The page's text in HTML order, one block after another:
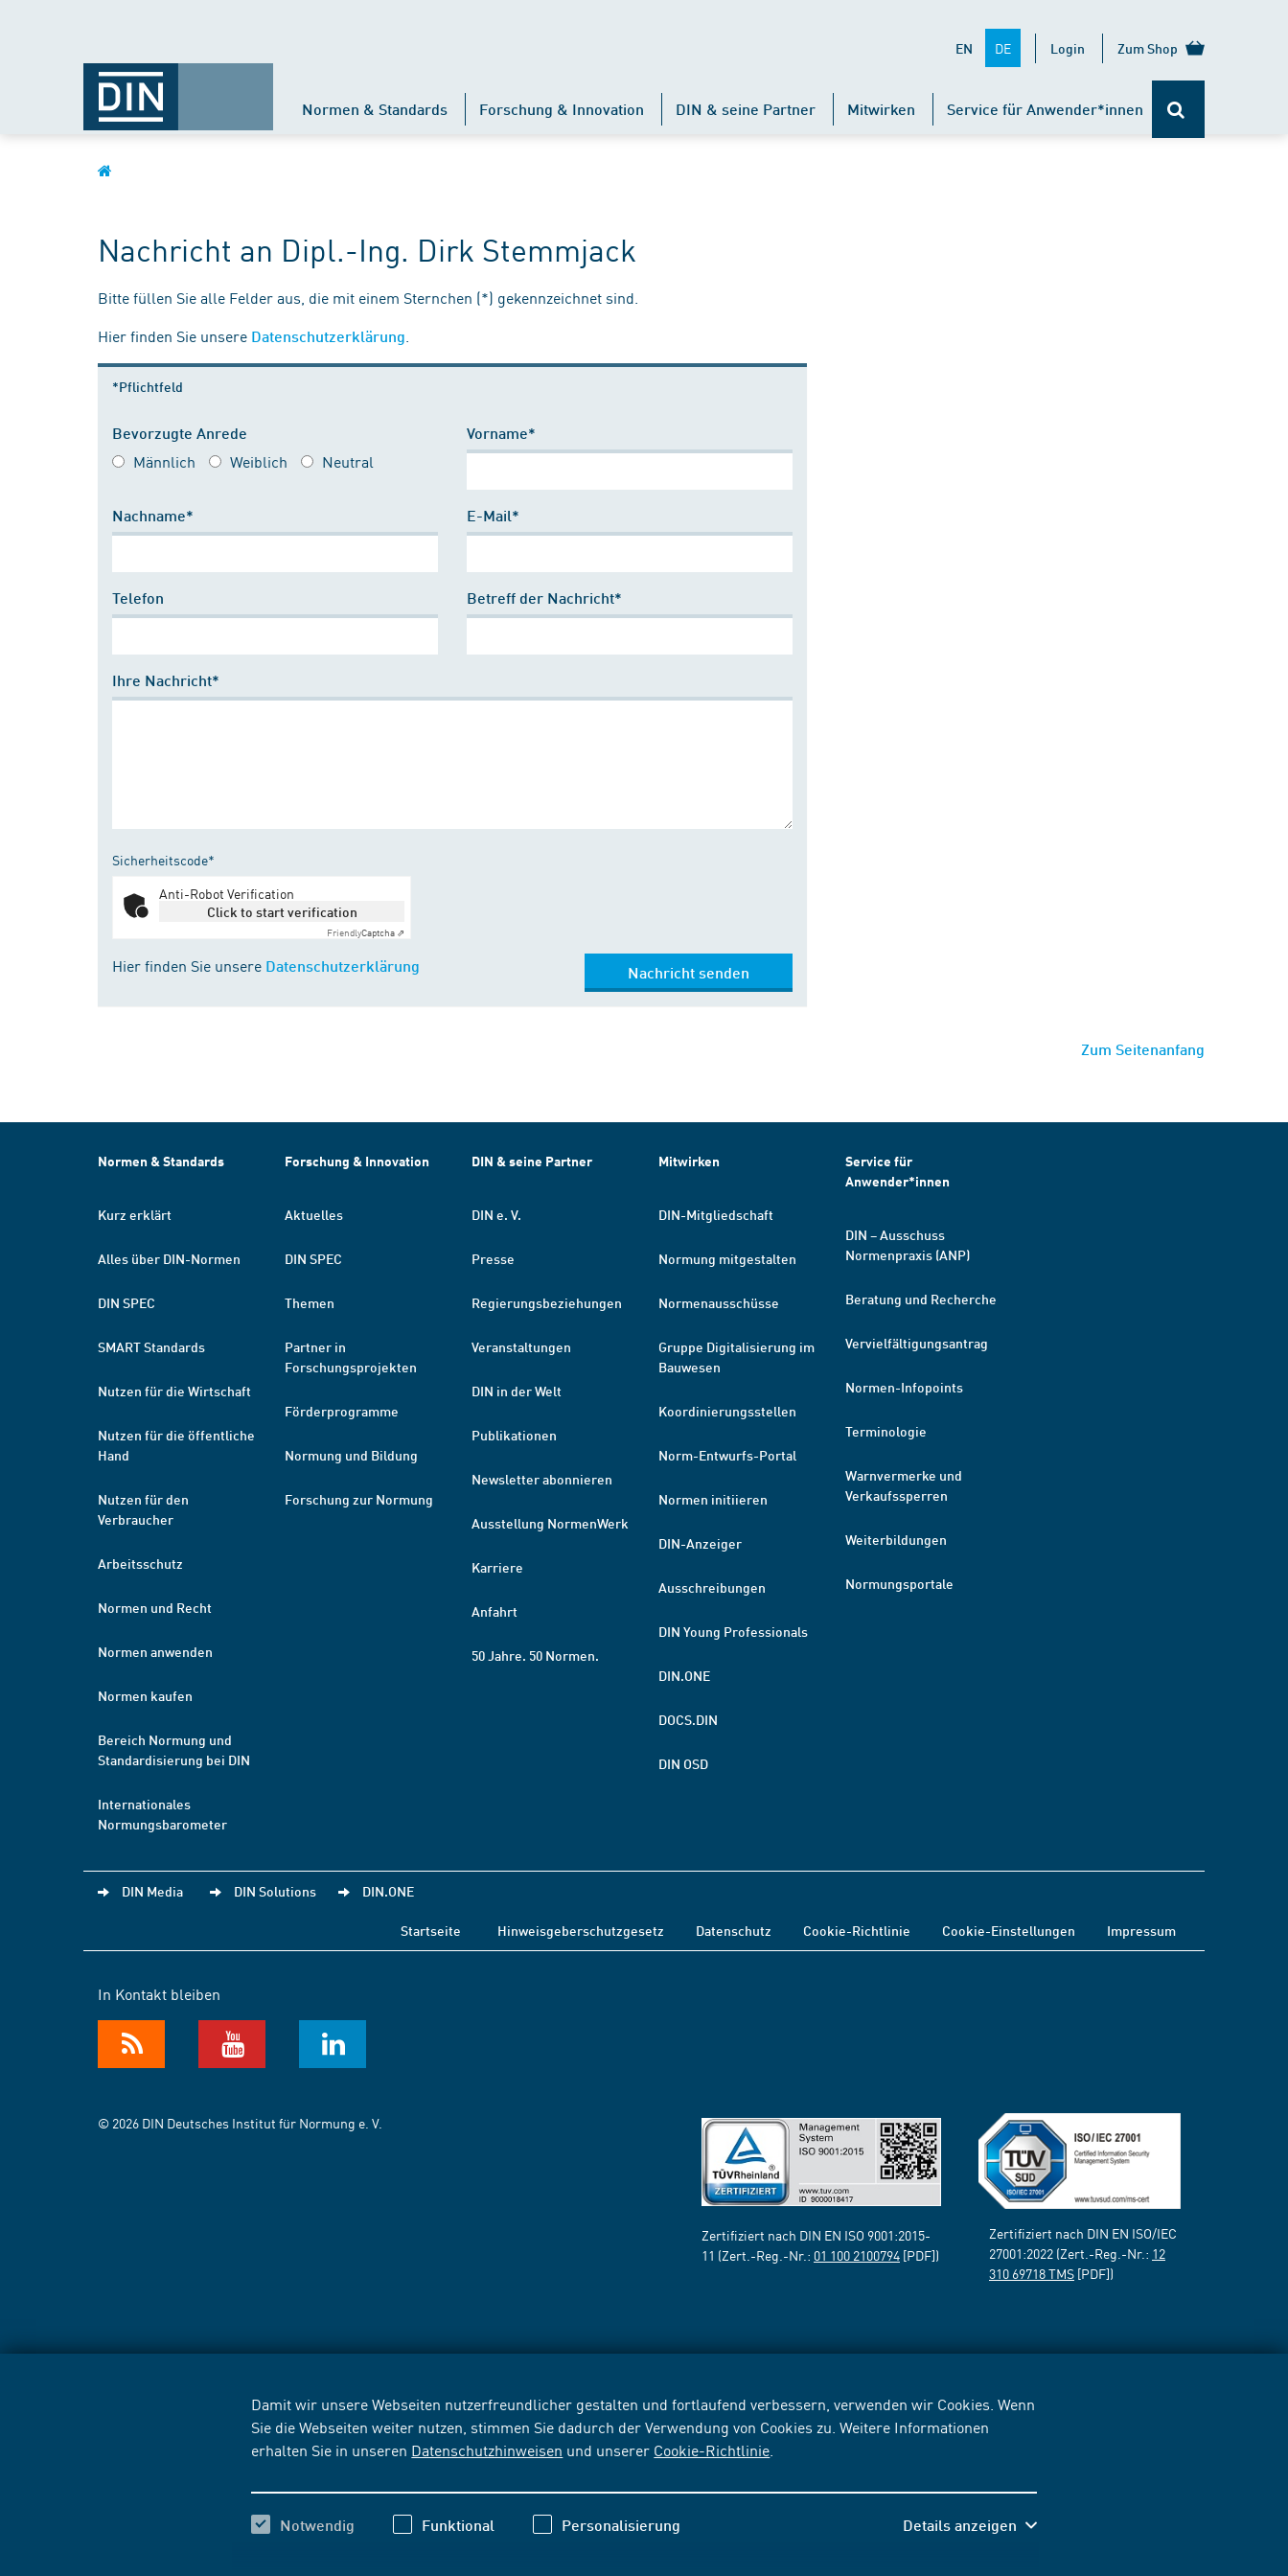
Damit wir unsere Webseiten nutzerfreundlicher gestalten und fortlaufend verbessern, verwenden wir Cookies. Wenn
Sie die Webseiten weiter nutzen, stimmen Sie dadurch der Verwendung von Cookies zu. Weitere Informationen
erhalten Sie in unseren Datenschutzhinweisen und unserer Cookie-Richtlinie
Notwendig Funktional Personalisierung Details anzeigen
EN DE Login Zum Shop
Normen & Standards Forschung & Innovation DIN & seine Partner Mitwirken Service für Anwender*innen
Nachricht an Dipl.-Ing. Dirk Stemmjack
Bitte füllen Sie alle Felder aus, die mit einem Sternchen (*) gekennzeichnet sind.
Hier finden Sie unsere Datenschutzerklärung
*Pflichtfeld
Bevorzugte Anrede
Männlich Weiblich Neutral
Vorname*
Nachname* E-Mail*
Telefon Betreff der Nachricht*
Ihre Nachricht*
Sicherheitscode*
Anti-Robot Verification
Click to start verification
FriendlyCaptcha ⇗
Hier finden Sie unsere Datenschutzerklärung Nachricht senden
Zum Seitenanfang
Normen & Standards
Kurz erklärt
Alles über DIN-Normen
DIN SPEC
SMART Standards
Nutzen für die Wirtschaft
Nutzen für die öffentliche
Hand
Nutzen für den
Verbraucher
Arbeitsschutz
Normen und Recht
Normen anwenden
Normen kaufen
Bereich Normung und
Standardisierung bei DIN
Internationales
Normungsbarometer
Forschung & Innovation
Aktuelles
DIN SPEC
Themen
Partner in
Forschungsprojekten
Förderprogramme
Normung und Bildung
Forschung zur Normung
DIN & seine Partner
DIN e. V.
Presse
Regierungsbeziehungen
Veranstaltungen
DIN in der Welt
Publikationen
Newsletter abonnieren
Ausstellung NormenWerk
Karriere
Anfahrt
50 Jahre. 50 Normen.
Mitwirken
DIN-Mitgliedschaft
Normung mitgestalten
Normenausschüsse
Gruppe Digitalisierung im
Bauwesen
Koordinierungsstellen
Norm-Entwurfs-Portal
Normen initiieren
DIN-Anzeiger
Ausschreibungen
DIN Young Professionals
DIN.ONE
DOCS.DIN
DIN OSD
Service für
Anwender*innen
DIN – Ausschuss
Normenpraxis (ANP)
Beratung und Recherche
Vervielfältigungsantrag
Normen-Infopoints
Terminologie
Warnvermerke und
Verkaufssperren
Weiterbildungen
Normungsportale
DIN Media DIN Solutions DIN.ONE
Startseite Hinweisgeberschutzgesetz Datenschutz Cookie-Richtlinie Cookie-Einstellungen Impressum
In Kontakt bleiben
© 2026 DIN Deutsches Institut für Normung e. V.
Zertifiziert nach DIN EN ISO 9001:2015-
11 (Zert.-Reg.-Nr.: 01 100 2100794 [PDF])
Zertifiziert nach DIN EN ISO/IEC
27001:2022 (Zert.-Reg.-Nr.: 12
310 69718 TMS [PDF])